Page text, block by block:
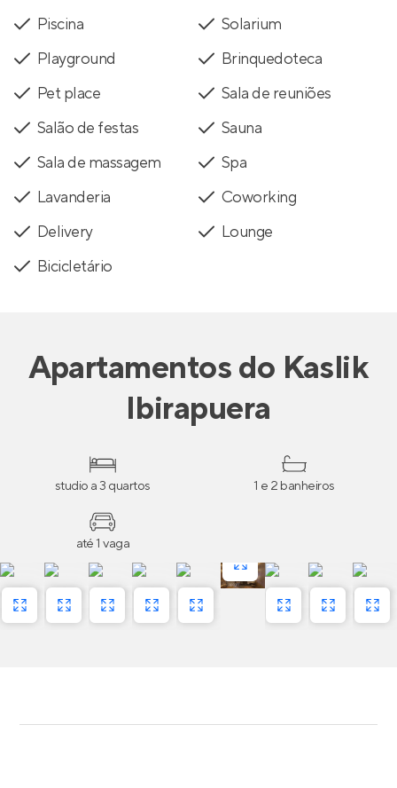
Piscina
Solarium
Playground
Brinquedoteca
Pet place
Sala de reuniões
Salão de festas
Sauna
Sala de massagem
Spa
Lavanderia
Coworking
Delivery
Lounge
Bicicletário
Apartamentosdo Kaslik
Ibirapuera
studio a 3 quartos 1 e 2 banheiros
até 1 vaga